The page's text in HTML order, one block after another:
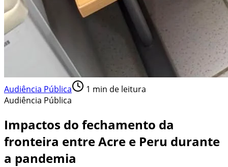
Audiência Pública 1 min de leitura
Audiência Pública
Impactos do fechamento da
fronteira entre Acre e Peru durante
a pandemia